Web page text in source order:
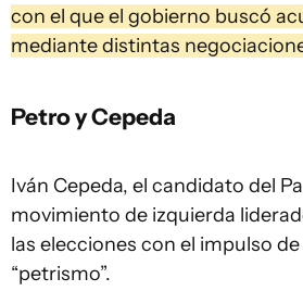
con el que el gobierno buscó
mediante distintas
Petro y Cepeda
Iván Cepeda, el candidato del
movimiento de izquierda
las elecciones con el impulso
“petrismo”.